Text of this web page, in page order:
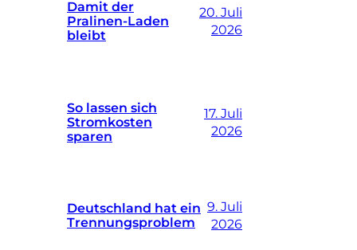
Damit der
Pralinen-Laden
bleibt
20. Juli
2026
So lassen sich
Stromkosten
sparen
17. Juli
2026
Deutschland hat ein
Trennungsproblem
9. Juli
2026